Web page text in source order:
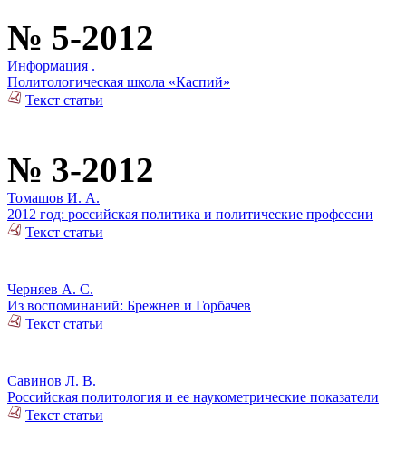
№ 5-2012
Информация .
Политологическая школа «Каспий»
Текст статьи
№ 3-2012
Томашов И. А.
2012 год: российская политика и политические профессии
Текст статьи
Черняев А. С.
Из воспоминаний: Брежнев и Горбачев
Текст статьи
Савинов Л. В.
Российская политология и ее наукометрические показатели
Текст статьи